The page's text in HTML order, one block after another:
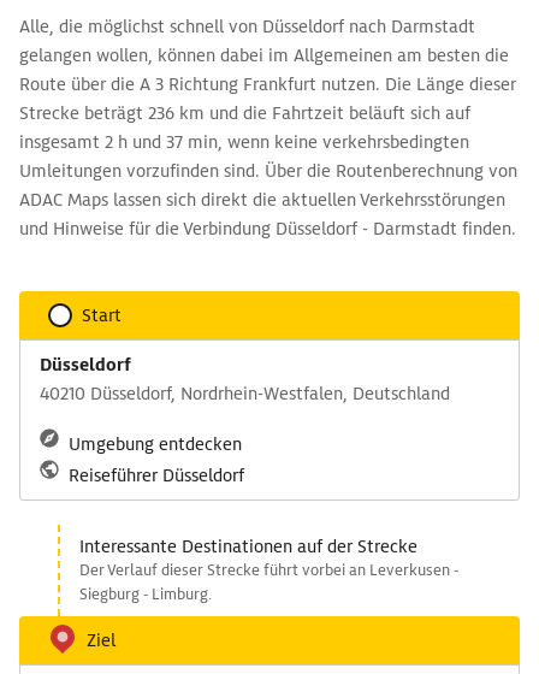
Alle, die möglichst schnell von Düsseldorf nach Darmstadt
gelangen wollen, können dabei im Allgemeinen am besten die
Route über die A 3 Richtung Frankfurt nutzen. Die Länge dieser
Strecke beträgt 236 km und die Fahrtzeit beläuft sich auf
insgesamt 2 h und 37 min, wenn keine verkehrsbedingten
Umleitungen vorzufinden sind. Über die Routenberechnung von
ADAC Maps lassen sich direkt die aktuellen Verkehrsstörungen
und Hinweise für die Verbindung Düsseldorf - Darmstadt finden.
Start
Düsseldorf
40210 Düsseldorf, Nordrhein-Westfalen, Deutschland
Umgebung entdecken
Reiseführer Düsseldorf
Interessante Destinationen auf der Strecke
Der Verlauf dieser Strecke führt vorbei an Leverkusen -
Siegburg - Limburg.
Ziel